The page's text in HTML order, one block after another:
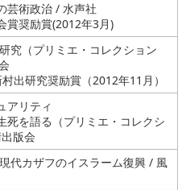
芸術政治 / 水声社
賞奨励賞(2012年3月)
究（プリミエ・コレクション
出研究奨励賞（2012年11月）
アリティ
死を語る（プリミエ・コレクシ
版会
代カザフのイスラーム復興 / 風